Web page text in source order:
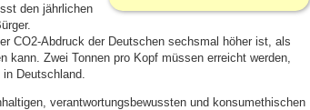
den jährlichen
CO2-Abdruck der Deutschen sechsmal höher ist, als
kann. Zwei Tonnen pro Kopf müssen erreicht werden,
Deutschland.
verantwortungsbewussten und konsumethischen